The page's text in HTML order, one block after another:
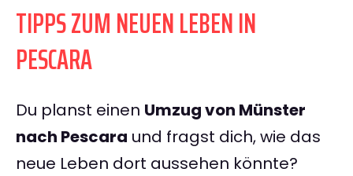
TIPPS ZUM NEUEN LEBEN IN
PESCARA
Du planst einen Umzug von Münster
nach Pescara und fragst dich, wie das
neue Leben dort aussehen könnte?